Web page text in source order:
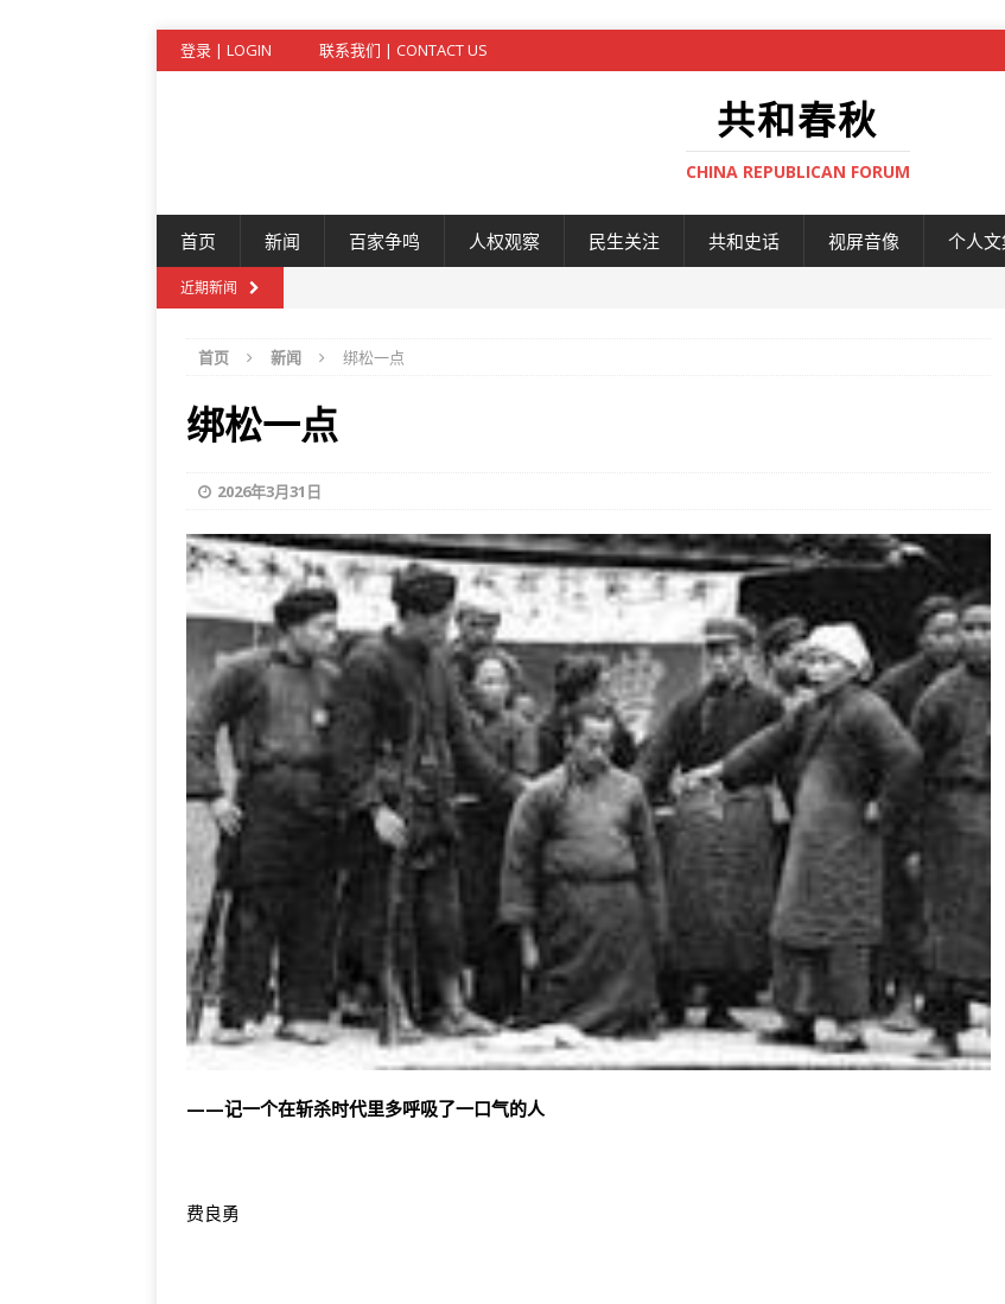
登录 | LOGIN 联系我们 | CONTACT US
共和春秋
CHINA REPUBLICAN FORUM
首页 新闻 百家争鸣 人权观察 民生关注 共和史话 视屏音像 个人
近期新闻
首页 新闻 绑松一点
绑松一点
2026年3月31日
——记一个在斩杀时代里多呼吸了一口气的人
费良勇